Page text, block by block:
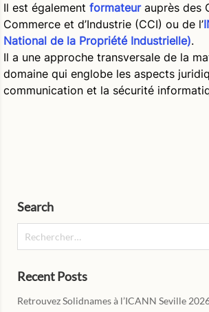
Il est également formateur auprès des
Commerce et d’Industrie (CCI) ou de l’
National de la Propriété Industrielle).
Il a une approche transversale de la
domaine qui englobe les aspects
communication et la sécurité
Search
Recent Posts
Retrouvez Solidnames à l’ICANN Seville